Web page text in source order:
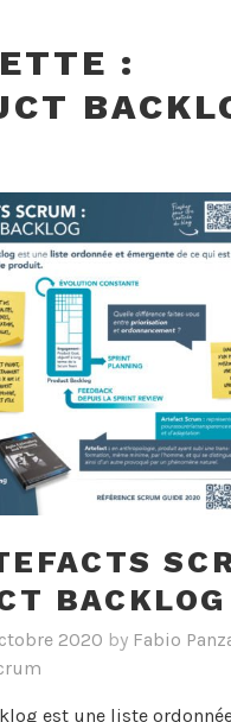
:
BACKLOG
2020 by Fabio
est une liste